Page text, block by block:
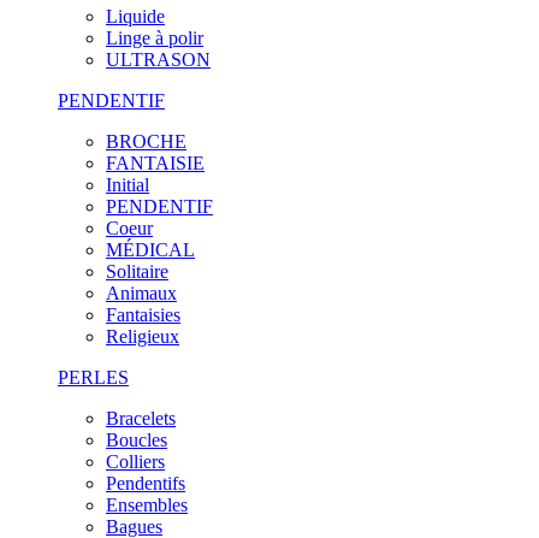
Liquide
Linge à polir
ULTRASON
PENDENTIF
BROCHE
FANTAISIE
Initial
PENDENTIF
Coeur
MÉDICAL
Solitaire
Animaux
Fantaisies
Religieux
PERLES
Bracelets
Boucles
Colliers
Pendentifs
Ensembles
Bagues